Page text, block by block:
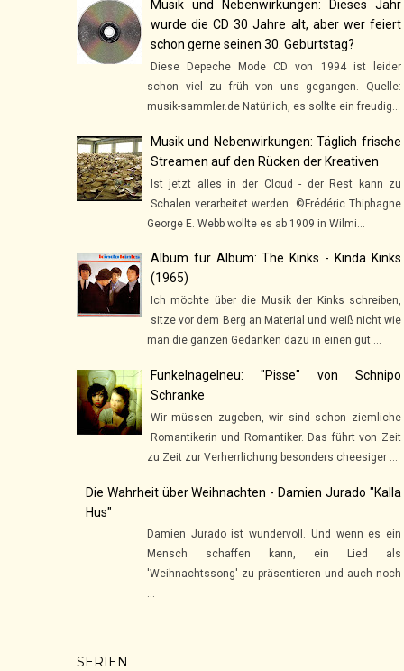
Musik und Nebenwirkungen: Dieses Jahr
wurde die CD 30 Jahre alt, aber wer feiert
schon gerne seinen 30. Geburtstag?
Diese Depeche Mode CD von 1994 ist leider
schon viel zu früh von uns gegangen. Quelle:
musik-sammler.de Natürlich, es sollte ein freudig...
Musik und Nebenwirkungen: Täglich frische
Streamen auf den Rücken der Kreativen
Ist jetzt alles in der Cloud - der Rest kann zu
Schalen verarbeitet werden. ©Frédéric Thiphagne
George E. Webb wollte es ab 1909 in Wilmi...
Album für Album: The Kinks - Kinda Kinks
(1965)
Ich möchte über die Musik der Kinks schreiben,
sitze vor dem Berg an Material und weiß nicht wie
man die ganzen Gedanken dazu in einen gut ...
Funkelnagelneu: "Pisse" von Schnipo
Schranke
Wir müssen zugeben, wir sind schon ziemliche
Romantikerin und Romantiker. Das führt von Zeit
zu Zeit zur Verherrlichung besonders cheesiger ...
Die Wahrheit über Weihnachten - Damien Jurado "Kalla
Hus"
Damien Jurado ist wundervoll. Und wenn es ein
Mensch schaffen kann, ein Lied als
'Weihnachtssong' zu präsentieren und auch noch
...
SERIEN